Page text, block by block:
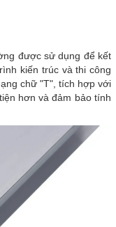
được sử dụng để kết
kiến trúc và thi công
chữ "T", tích hợp với
hơn và đảm bảo tính